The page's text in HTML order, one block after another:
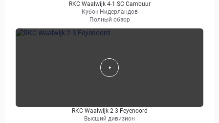
RKC Waalwijk 4-1 SC Cambuur
Кубок Нидерландов
Полный обзор
RKC Waalwijk 2-3 Feyenoord
Высший дивизион